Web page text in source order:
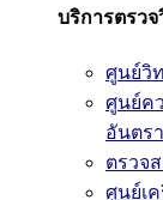
บริการตรว
ศูนย์วิ
ศูนย์ค
อันตร
ตรวจ
ศูนย์เ